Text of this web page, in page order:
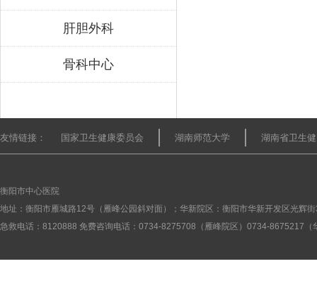
肝胆外科
骨科中心
友情链接： 国家卫生健康委员会 湖南师范大学 湖南省卫生
衡阳市中心医院
地址：衡阳市雁城路12号（雁峰公园斜对面）；华新院区：衡阳市华新开发区光辉
急救电话：8120888 免费咨询电话：0734-8275708（雁峰院区）0734-8675217（